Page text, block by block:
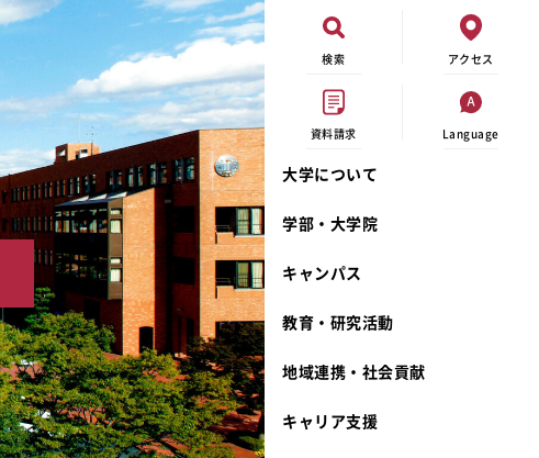
検索 アクセス
資料請求 Language
大学について
宮城学院 校歌
礼拝堂
カリキュラム・ポリシー
学部・大学院
生活文化デザイン学科
キャンパス
奨学金
大学祭
キャンパスメンバーズ
教育・研究活動動物実験に関する情報公開
キリスト教文化研究所
地域連携・社会貢献
カリキュラム・入室方法
キャリア支援